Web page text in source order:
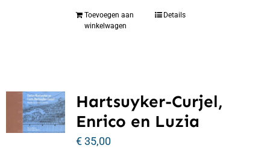
Toevoegen aan
winkelwagen
Details
Hartsuyker-Curjel,
Enrico en Luzia
€35,00